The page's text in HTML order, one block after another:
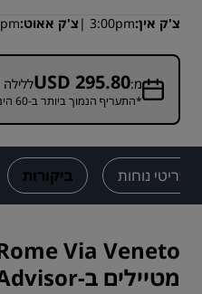
צ'ק אין 3:00pm צ'ק אאוט
מ:USD 295.80ללילה
*התעריף הנמוך ביותר ב-60 הימים הבאים
ופריטי נוחות ביקורות
Via Veneto
מטיילים ב-TripAdvisor